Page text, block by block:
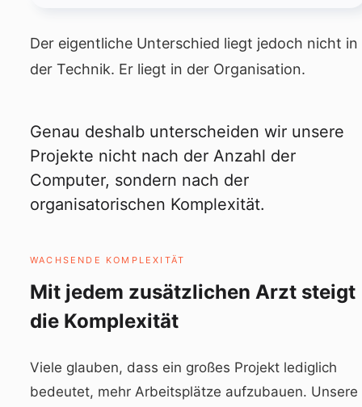
Der eigentliche Unterschied liegt jedoch nicht in
der Technik. Er liegt in der Organisation.
Genau deshalb unterscheiden wir unsere
Projekte nicht nach der Anzahl der
Computer, sondern nach der
organisatorischen Komplexität.
WACHSENDE KOMPLEXITÄT
Mit jedem zusätzlichen Arzt steigt
die Komplexität
Viele glauben, dass ein großes Projekt lediglich
bedeutet, mehr Arbeitsplätze aufzubauen. Unsere